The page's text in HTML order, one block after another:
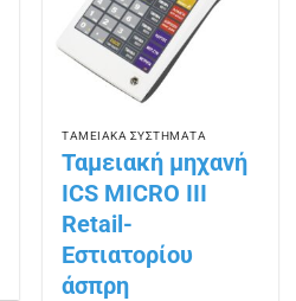
ΤΑΜΕΙΑΚΑ ΣΥΣΤΗΜΑΤΑ
Ταμειακή μηχανή
ICS MICRO III
Retail-
Εστιατορίου
άσπρη